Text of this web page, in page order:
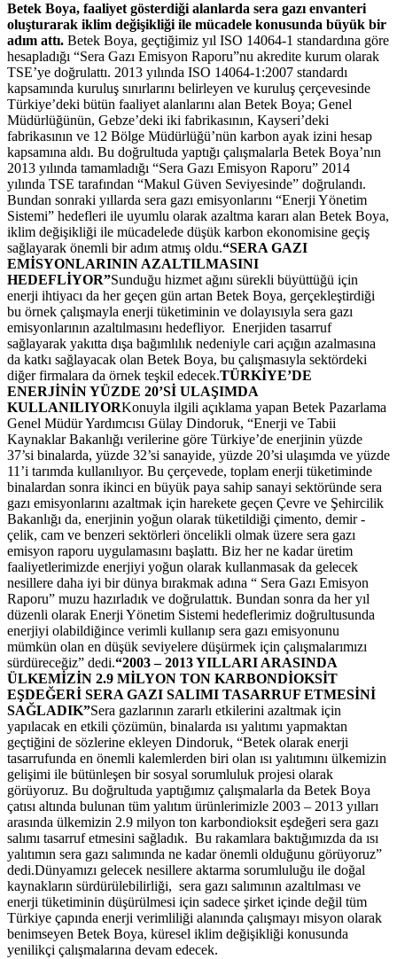
Betek Boya, faaliyet gösterdiği alanlarda sera gazı envanteri
oluşturarak iklim değişikliği ile mücadele konusunda büyük bir
adım attı. Betek Boya, geçtiğimiz yıl ISO 14064-1 standardına göre
hesapladığı “Sera Gazı Emisyon Raporu”nu akredite kurum olarak
TSE’ye doğrulattı. 2013 yılında ISO 14064-1:2007 standardı
kapsamında kuruluş sınırlarını belirleyen ve kuruluş çerçevesinde
Türkiye’deki bütün faaliyet alanlarını alan Betek Boya; Genel
Müdürlüğünün, Gebze’deki iki fabrikasının, Kayseri’deki
fabrikasının ve 12 Bölge Müdürlüğü’nün karbon ayak izini hesap
kapsamına aldı. Bu doğrultuda yaptığı çalışmalarla Betek Boya’nın
2013 yılında tamamladığı “Sera Gazı Emisyon Raporu” 2014
yılında TSE tarafından “Makul Güven Seviyesinde” doğrulandı.
Bundan sonraki yıllarda sera gazı emisyonlarını “Enerji Yönetim
Sistemi” hedefleri ile uyumlu olarak azaltma kararı alan Betek Boya,
iklim değişikliği ile mücadelede düşük karbon ekonomisine geçiş
sağlayarak önemli bir adım atmış oldu.“SERA GAZI
EMİSYONLARININ AZALTILMASINI
HEDEFLİYOR”Sunduğu hizmet ağını sürekli büyüttüğü için
enerji ihtiyacı da her geçen gün artan Betek Boya, gerçekleştirdiği
bu örnek çalışmayla enerji tüketiminin ve dolayısıyla sera gazı
emisyonlarının azaltılmasını hedefliyor. Enerjiden tasarruf
sağlayarak yakıtta dışa bağımlılık nedeniyle cari açığın azalmasına
da katkı sağlayacak olan Betek Boya, bu çalışmasıyla sektördeki
diğer firmalara da örnek teşkil edecek.TÜRKİYE’DE
ENERJİNİN YÜZDE 20’Sİ ULAŞIMDA
KULLANILIYORKonuyla ilgili açıklama yapan Betek Pazarlama
Genel Müdür Yardımcısı Gülay Dindoruk, “Enerji ve Tabii
Kaynaklar Bakanlığı verilerine göre Türkiye’de enerjinin yüzde
37’si binalarda, yüzde 32’si sanayide, yüzde 20’si ulaşımda ve yüzde
11’i tarımda kullanılıyor. Bu çerçevede, toplam enerji tüketiminde
binalardan sonra ikinci en büyük paya sahip sanayi sektöründe sera
gazı emisyonlarını azaltmak için harekete geçen Çevre ve Şehircilik
Bakanlığı da, enerjinin yoğun olarak tüketildiği çimento, demir -
çelik, cam ve benzeri sektörleri öncelikli olmak üzere sera gazı
emisyon raporu uygulamasını başlattı. Biz her ne kadar üretim
faaliyetlerimizde enerjiyi yoğun olarak kullanmasak da gelecek
nesillere daha iyi bir dünya bırakmak adına “ Sera Gazı Emisyon
Raporu” muzu hazırladık ve doğrulattık. Bundan sonra da her yıl
düzenli olarak Enerji Yönetim Sistemi hedeflerimiz doğrultusunda
enerjiyi olabildiğince verimli kullanıp sera gazı emisyonunu
mümkün olan en düşük seviyelere düşürmek için çalışmalarımızı
sürdüreceğiz” dedi.“2003 – 2013 YILLARI ARASINDA
ÜLKEMİZİN 2.9 MİLYON TON KARBONDİOKSİT
EŞDEĞERİ SERA GAZI SALIMI TASARRUF ETMESİNİ
SAĞLADIK”Sera gazlarının zararlı etkilerini azaltmak için
yapılacak en etkili çözümün, binalarda ısı yalıtımı yapmaktan
geçtiğini de sözlerine ekleyen Dindoruk, “Betek olarak enerji
tasarrufunda en önemli kalemlerden biri olan ısı yalıtımını ülkemizin
gelişimi ile bütünleşen bir sosyal sorumluluk projesi olarak
görüyoruz. Bu doğrultuda yaptığımız çalışmalarla da Betek Boya
çatısı altında bulunan tüm yalıtım ürünlerimizle 2003 – 2013 yılları
arasında ülkemizin 2.9 milyon ton karbondioksit eşdeğeri sera gazı
salımı tasarruf etmesini sağladık. Bu rakamlara baktığımızda da ısı
yalıtımın sera gazı salımında ne kadar önemli olduğunu görüyoruz”
dedi.Dünyamızı gelecek nesillere aktarma sorumluluğu ile doğal
kaynakların sürdürülebilirliği, sera gazı salımının azaltılması ve
enerji tüketiminin düşürülmesi için sadece şirket içinde değil tüm
Türkiye çapında enerji verimliliği alanında çalışmayı misyon olarak
benimseyen Betek Boya, küresel iklim değişikliği konusunda
yenilikçi çalışmalarına devam edecek.